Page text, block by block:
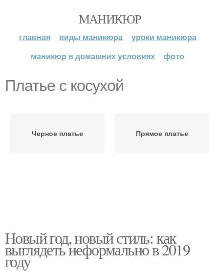
МАНИКЮР
главная виды маникюра
уроки маникюра
маникюр в домашних условиях
фото
Платье с косухой
Черное платье Прямое платье
Новый год, новый стиль: как
выглядеть неформально в 2019
году